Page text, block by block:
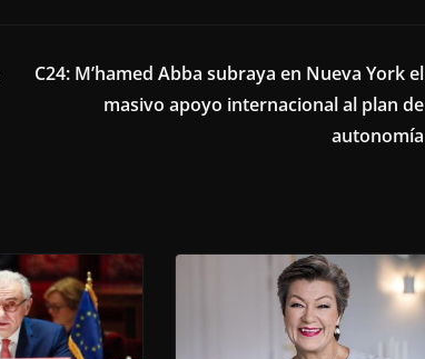
C24: M’hamed Abba subraya en Nueva York el
masivo apoyo internacional al plan de
autonomía